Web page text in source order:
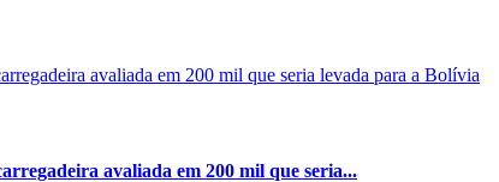
avaliada em 200 mil que seria...